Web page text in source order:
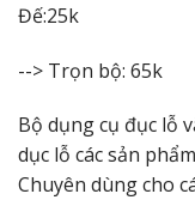
Đế:25k
--> Trọn bộ: 65k
Bộ dụng cụ đục lỗ
dục lỗ các sản
Chuyên dùng cho